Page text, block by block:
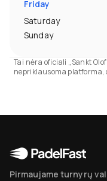
Friday
Saturday
Sunday
Tai nėra oficiali „Sankt
nepriklausoma platforma,
Pirmaujame turnyrų